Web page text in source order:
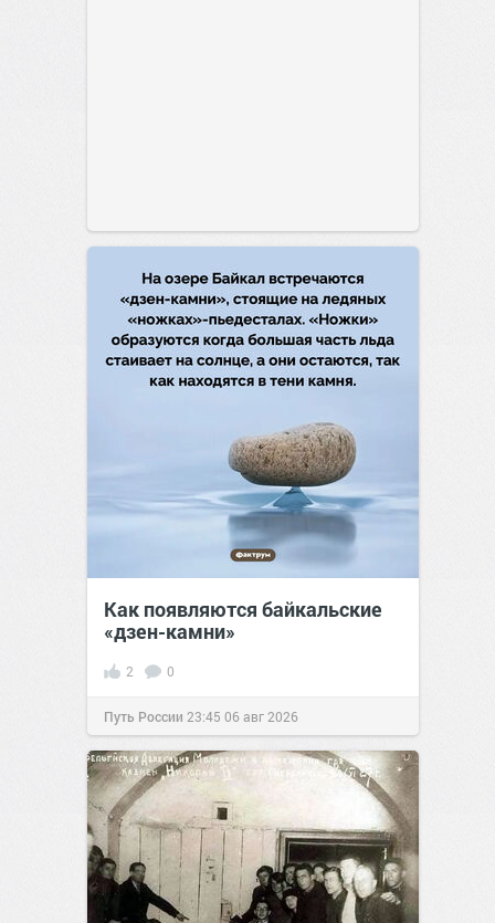
Как появляются байкальские
«дзен-камни»
2 0
Путь России 23:45 06 авг 2026